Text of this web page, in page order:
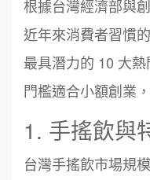
根據台灣經濟部與
近年來消費者習慣
最具潛力的 10 大
門檻適合小額創業
1. 手搖飲與
台灣手搖飲市場規